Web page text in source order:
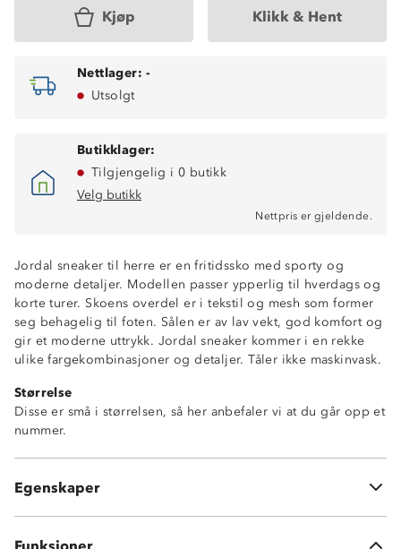
Kjøp Klikk & Hent
Nettlager: -
Utsolgt
Butikklager:
Tilgjengelig i 0 butikk
Velg butikk
Nettpris er gjeldende.
Jordal sneaker til herre er en fritidssko med sporty og
moderne detaljer. Modellen passer ypperlig til hverdags og
korte turer. Skoens overdel er i tekstil og mesh som former
seg behagelig til foten. Sålen er av lav vekt, god komfort og
gir et moderne uttrykk. Jordal sneaker kommer i en rekke
ulike fargekombinasjoner og detaljer. Tåler ikke maskinvask.
Størrelse
Disse er små i størrelsen, så her anbefaler vi at du går opp et
nummer.
Egenskaper
Former seg behagelig til foten
Funksjoner